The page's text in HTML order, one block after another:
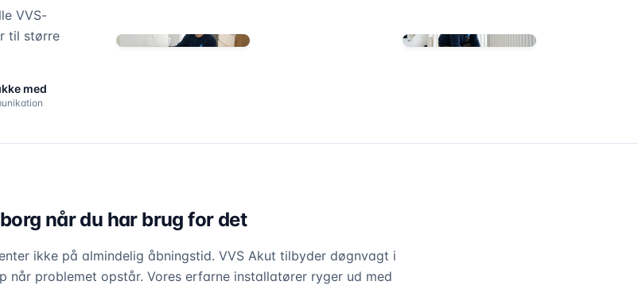
VVS-
til større
med
når du har brug for det
ikke på almindelig åbningstid. VVS Akut tilbyder døgnvagt i
når problemet opstår. Vores erfarne installatører ryger ud med